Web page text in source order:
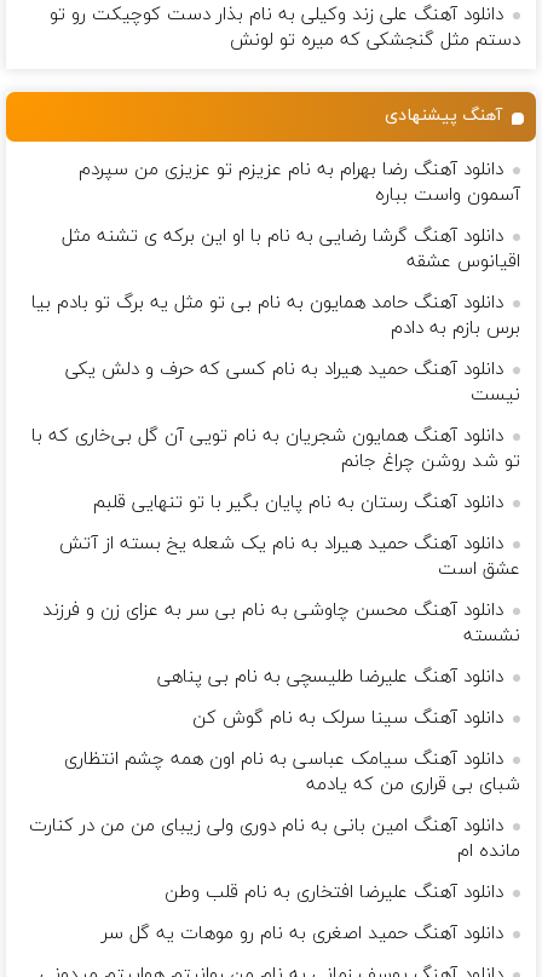
دانلود آهنگ علی زند وکیلی به نام بذار دست كوچیكت رو تو
دستم مثل گنجشكی كه میره تو لونش
آهنگ پیشنهادی
دانلود آهنگ رضا بهرام به نام عزیزم تو عزیزی من سپردم
آسمون واست بباره
دانلود آهنگ گرشا رضایی به نام با او این برکه ی تشنه مثل
اقیانوس عشقه
دانلود آهنگ حامد همایون به نام بی تو مثل یه برگ تو بادم بیا
برس بازم به دادم
دانلود آهنگ حمید هیراد به نام کسی که حرف و دلش یکی
نیست
دانلود آهنگ همایون شجریان به نام تویی آن گل بی‌خاری که با
تو شد روشن چراغ جانم
دانلود آهنگ رستان به نام پایان بگیر با تو تنهایی قلبم
دانلود آهنگ حمید هیراد به نام یک شعله یخ بسته از آتش
عشق است
دانلود آهنگ محسن چاوشی به نام بی سر به عزای زن و فرزند
نشسته
دانلود آهنگ علیرضا طلیسچی به نام بی پناهی
دانلود آهنگ سینا سرلک به نام گوش کن
دانلود آهنگ سیامک عباسی به نام اون همه چشم انتظاری
شبای بی قراری من که یادمه
دانلود آهنگ امین بانی به نام دوری ولی زیبای من من در کنارت
مانده ام
دانلود آهنگ علیرضا افتخاری به نام قلب وطن
دانلود آهنگ حمید اصغری به نام رو موهات یه گل سر